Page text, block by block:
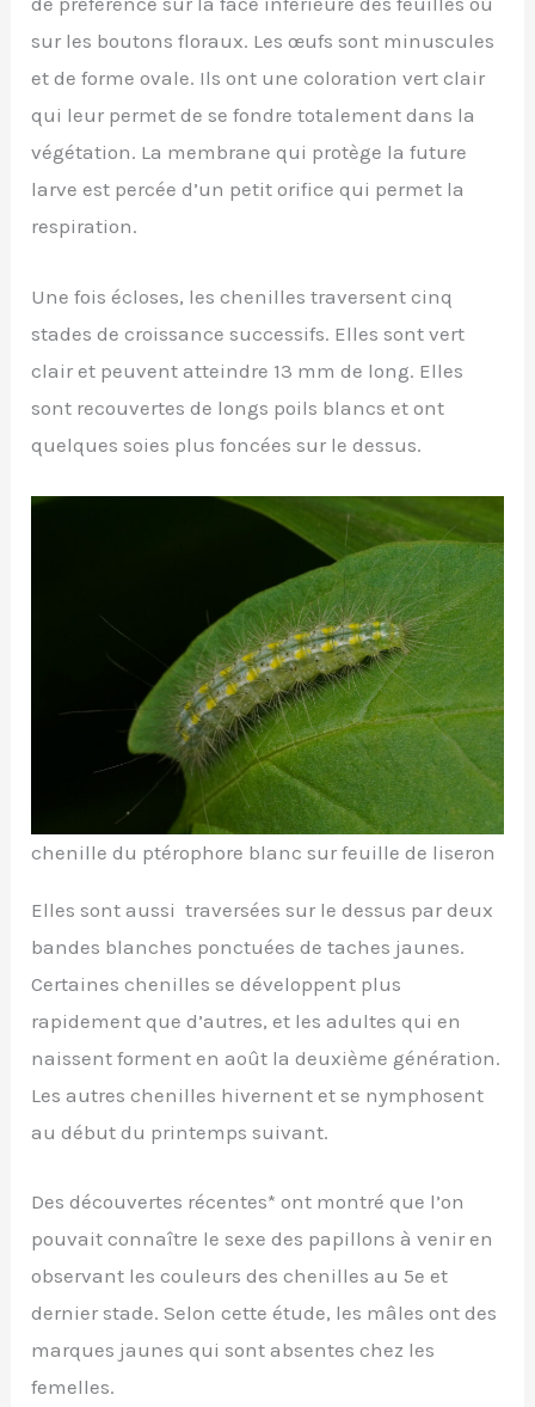
sur les boutons floraux. Les œufs sont minuscules
et de forme ovale. Ils ont une coloration vert clair
qui leur permet de se fondre totalement dans la
végétation. La membrane qui protège la future
larve est percée d’un petit orifice qui permet la
respiration.
Une fois écloses, les chenilles traversent cinq
stades de croissance successifs. Elles sont vert
clair et peuvent atteindre 13 mm de long. Elles
sont recouvertes de longs poils blancs et ont
quelques soies plus foncées sur le dessus.
chenille du ptérophore blanc sur feuille de liseron
Elles sont aussi traversées sur le dessus par deux
bandes blanches ponctuées de taches jaunes.
Certaines chenilles se développent plus
rapidement que d’autres, et les adultes qui en
naissent forment en août la deuxième génération.
Les autres chenilles hivernent et se nymphosent
au début du printemps suivant.
Des découvertes récentes* ont montré que l’on
pouvait connaître le sexe des papillons à venir en
observant les couleurs des chenilles au 5e et
dernier stade. Selon cette étude, les mâles ont des
marques jaunes qui sont absentes chez les
femelles.